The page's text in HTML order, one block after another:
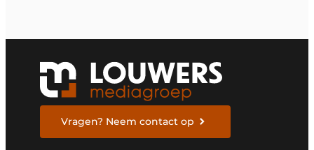
Vragen? Neem contact op